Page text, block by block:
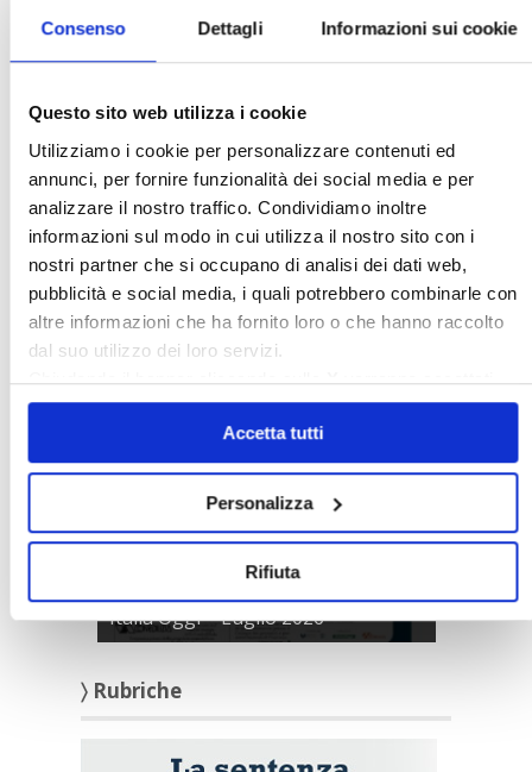
Consenso Dettagli Informazioni sui cookie
Questo sito web utilizza i cookie
Utilizziamo i cookie per personalizzare contenuti ed
annunci, per fornire funzionalità dei social media e per
analizzare il nostro traffico. Condividiamo inoltre
informazioni sul modo in cui utilizza il nostro sito con i
nostri partner che si occupano di analisi dei dati web,
pubblicità e social media, i quali potrebbero combinarle con
altre informazioni che ha fornito loro o che hanno raccolto
dal suo utilizzo dei loro servizi.
Chiudendo il banner cliccando sullaXverranno accettati
solo i cookie necessari.
Accetta tutti
Personalizza
Rifiuta
〉 Confedilizia notizie
Confedilizia notizie – Luglio 2026
〉 Italia Oggi – Pagina Confedilizia
Italia Oggi – Luglio 2026
〉 Rubriche